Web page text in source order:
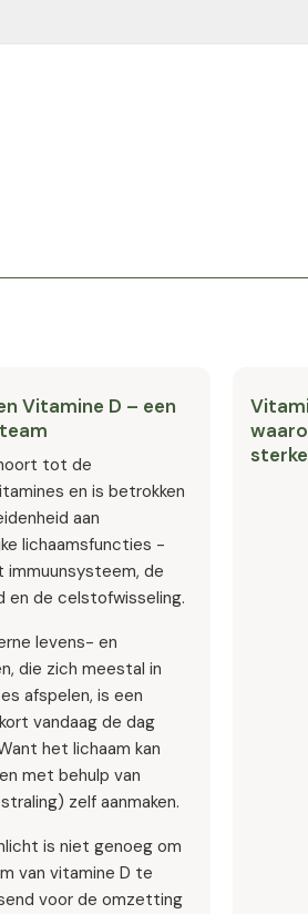
voor de huid.
DNA-schade en risico op
Vitamine D – een
tot de
en is betrokken
aan
lichaamsfuncties -
immuunsysteem, de
en de celstofwisseling.
levens- en
die zich meestal in
afspelen, is een
vandaag de dag
het lichaam kan
met behulp van
zelf aanmaken.
is niet genoeg om
van vitamine D te
voor de omzetting